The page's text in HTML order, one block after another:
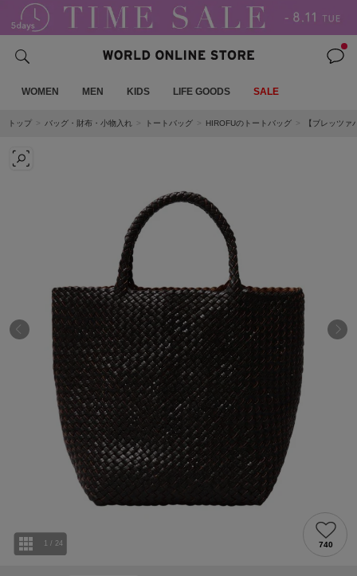
WOMEN MEN KIDS LIFE GOODS SALE
トップ バッグ・財布・小物入れ トートバッグ HIROFUのトートバッグ 【ブレッツ
1 / 24 740